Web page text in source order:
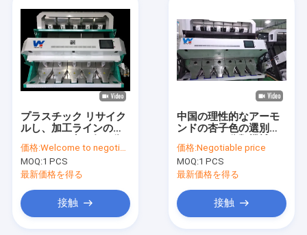
プロダクト
ビデオ
VRショー
工場旅行
品質管理
私達に連絡しなさい
プラスチック リサイク
ルし、加工ラインのた
類機械
価格:Welcome to negotiated
MOQ:1 PCS
最新価格を得る
接触
中国の理性的なアーモ
ンドの杏子色の選別機
着色する
価格:Negotiable price
MOQ:1 PCS
最新価格を得る
接触